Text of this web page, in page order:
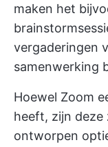
maken het
vergaderingen
samenwerking
Hoewel Zoom
heeft, zijn deze
ontworpen